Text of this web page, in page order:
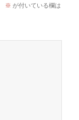
※ が付いている欄は